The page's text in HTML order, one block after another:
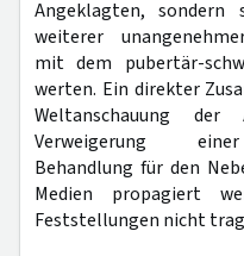
Angeklagten, sondern
weiterer
mit dem pubertär-
werten. Ein direkter
Weltanschauung
Verweigerung
Behandlung für den
Medien propagiert
Feststellungen nicht